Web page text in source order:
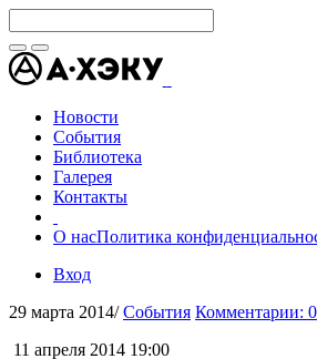
Новости
События
Библиотека
Галерея
Контакты
О насПолитика
Вход
29 марта 2014/ События Комментарии: 0
11 апреля 2014 19:00